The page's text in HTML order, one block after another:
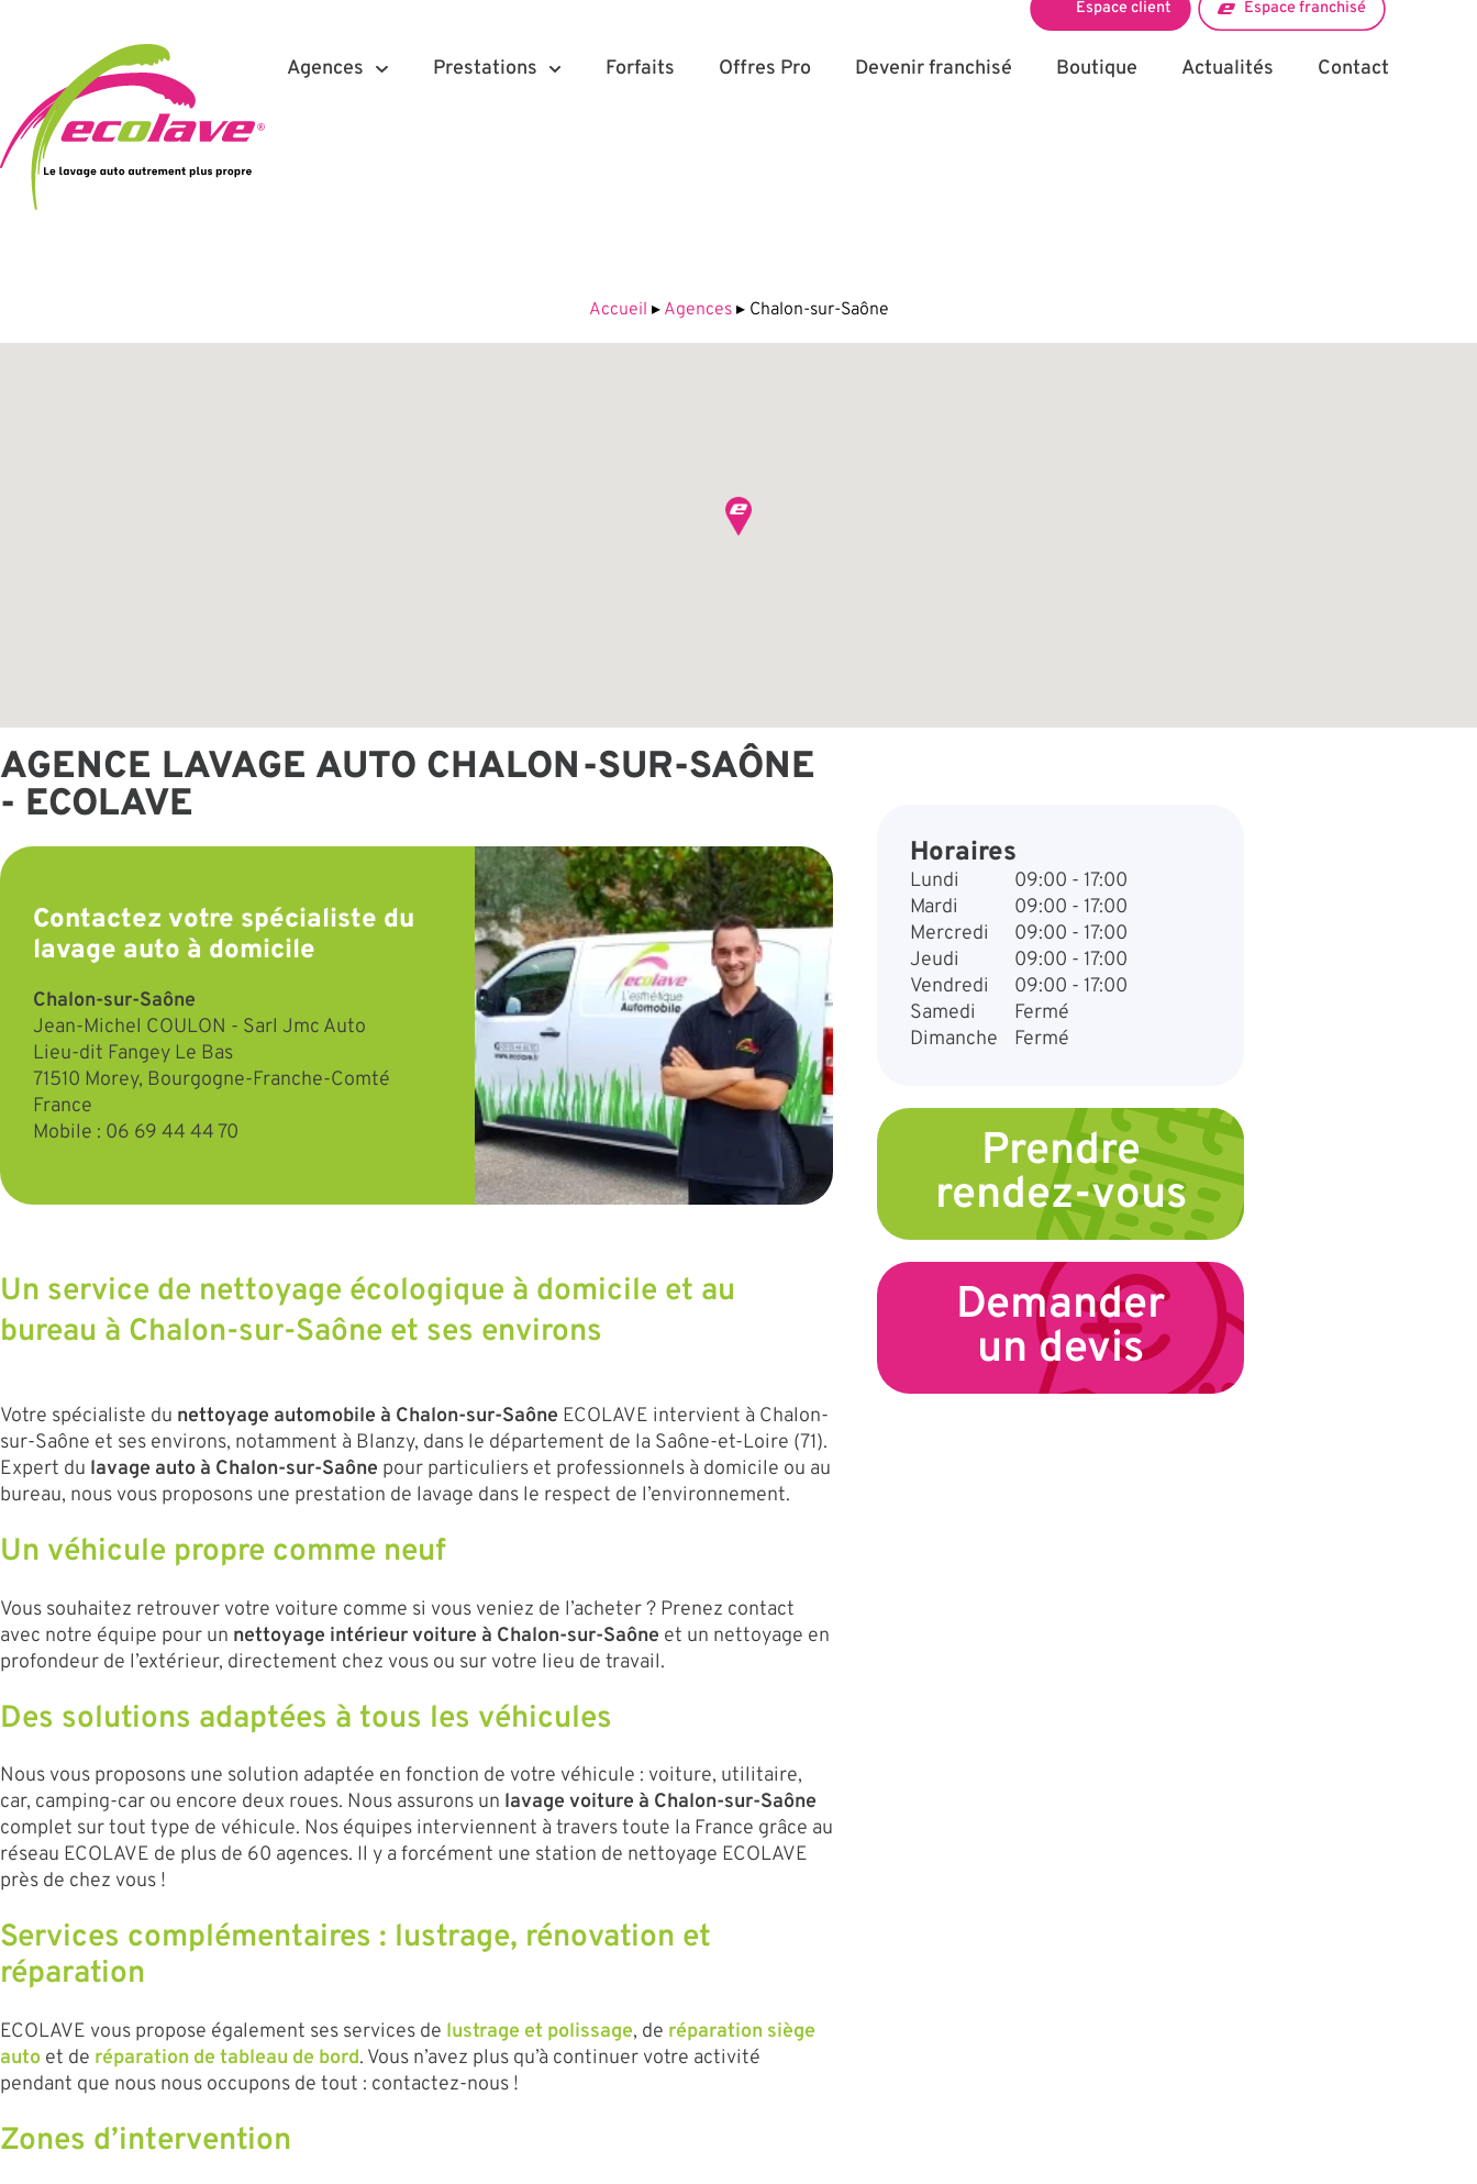
Agences Prestations Forfaits Offres Pro Devenir franchisé Boutique Actualités Contact
Espace client Espace franchisé
Accueil ▸ Agences▸ Chalon-sur-Saône
AGENCE LAVAGE AUTO CHALON-SUR-SAÔNE
- ECOLAVE
Contactez votre spécialiste du
lavage auto à domicile
Chalon-sur-Saône
Jean-Michel COULON - Sarl Jmc Auto
Lieu-dit Fangey Le Bas
71510 Morey, Bourgogne-Franche-Comté
France
Mobile : 06 69 44 44 70
Un service de nettoyage écologique à domicile et au
bureau à Chalon-sur-Saône et ses environs
Votre spécialiste du nettoyage automobile à Chalon-sur-Saône ECOLAVE intervient à Chalon-
sur-Saône et ses environs, notamment à Blanzy, dans le département de la Saône-et-Loire (71).
Expert du lavage auto à Chalon-sur-Saône pour particuliers et professionnels à domicile ou au
bureau, nous vous proposons une prestation de lavage dans le respect de l’environnement.
Un véhicule propre comme neuf
Vous souhaitez retrouver votre voiture comme si vous veniez de l’acheter ? Prenez contact
avec notre équipe pour un nettoyage intérieur voiture à Chalon-sur-Saône et un nettoyage en
profondeur de l’extérieur, directement chez vous ou sur votre lieu de travail.
Des solutions adaptées à tous les véhicules
Nous vous proposons une solution adaptée en fonction de votre véhicule : voiture, utilitaire,
car, camping-car ou encore deux roues. Nous assurons un lavage voiture à Chalon-sur-Saône
complet sur tout type de véhicule. Nos équipes interviennent à travers toute la France grâce au
réseau ECOLAVE de plus de 60 agences. Il y a forcément une station de nettoyage ECOLAVE
près de chez vous !
Services complémentaires : lustrage, rénovation et
réparation
ECOLAVE vous propose également ses services de lustrage et polissage, de réparation siège
auto et de réparation de tableau de bord. Vous n’avez plus qu’à continuer votre activité
pendant que nous nous occupons de tout : contactez-nous !
Zones d’intervention
Horaires
Lundi
09:00 - 17:00
Mardi
09:00 - 17:00
Mercredi
09:00 - 17:00
Jeudi
09:00 - 17:00
Vendredi
09:00 - 17:00
Samedi
Fermé
Dimanche
Fermé
Prendre
rendez-vous
Demander
un devis